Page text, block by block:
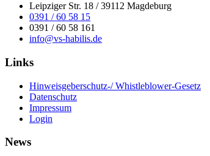
Leipziger Str. 18 / 39112 Magdeburg
0391 / 60 58 15
0391 / 60 58 161
info@vs-habilis.de
Links
Hinweisgeberschutz-/ Whistleblower-Gesetz
Datenschutz
Impressum
Login
News